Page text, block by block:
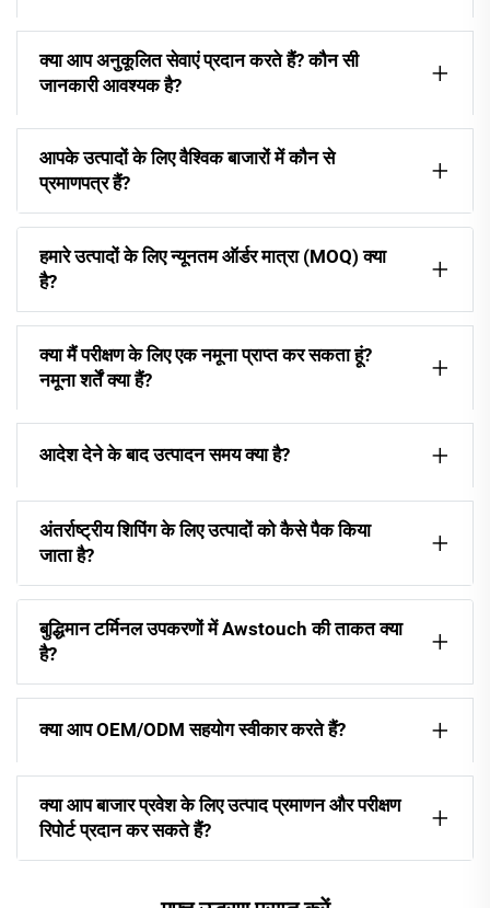
क्या आप अनुकूलित सेवाएं प्रदान करते हैं? कौन सी
जानकारी आवश्यक है?
आपके उत्पादों के लिए वैश्विक बाजारों में कौन से
प्रमाणपत्र हैं?
हमारे उत्पादों के लिए न्यूनतम ऑर्डर मात्रा (MOQ) क्या
है?
क्या मैं परीक्षण के लिए एक नमूना प्राप्त कर सकता हूं?
नमूना शर्तें क्या हैं?
आदेश देने के बाद उत्पादन समय क्या है?
अंतर्राष्ट्रीय शिपिंग के लिए उत्पादों को कैसे पैक किया
जाता है?
बुद्धिमान टर्मिनल उपकरणों में Awstouch की ताकत क्या
है?
क्या आप OEM/ODM सहयोग स्वीकार करते हैं?
क्या आप बाजार प्रवेश के लिए उत्पाद प्रमाणन और परीक्षण
रिपोर्ट प्रदान कर सकते हैं?